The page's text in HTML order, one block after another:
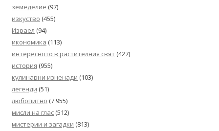
земеделие (97)
изкуство (455)
Израел (94)
икономика (113)
интересното в растителния свят (427)
история (955)
кулинарни изненади (103)
легенди (51)
любопитно (7 955)
мисли на глас (512)
мистерии и загадки (813)